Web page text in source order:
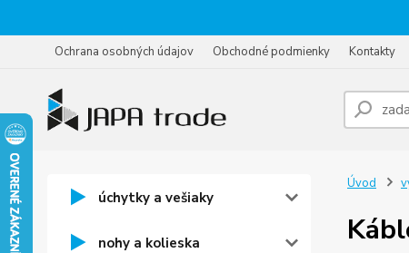
Ochrana osobných údajov Obchodné podmienky Kontakty
úchytky a vešiaky
nohy a kolieska
Úvod